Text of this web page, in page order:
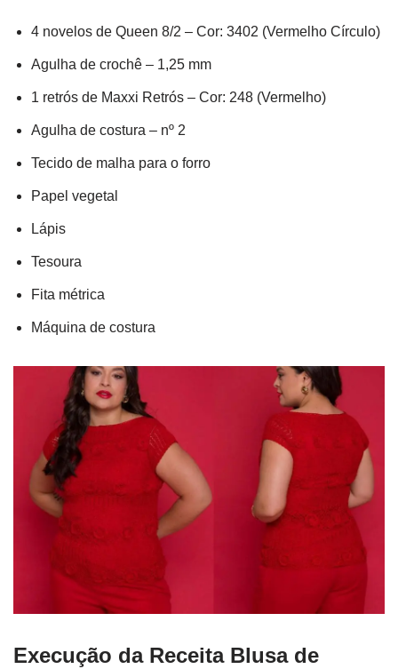
4 novelos de Queen 8/2 – Cor: 3402 (Vermelho Círculo)
Agulha de crochê – 1,25 mm
1 retrós de Maxxi Retrós – Cor: 248 (Vermelho)
Agulha de costura – nº 2
Tecido de malha para o forro
Papel vegetal
Lápis
Tesoura
Fita métrica
Máquina de costura
Execução da Receita Blusa de